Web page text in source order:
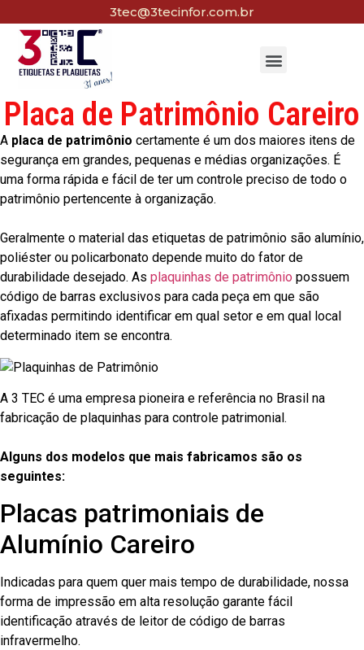
3tec@3tecinfor.com.br
Placa de Patrimônio Careiro
A placa de patrimônio certamente é um dos maiores itens de
segurança em grandes, pequenas e médias organizações. É
uma forma rápida e fácil de ter um controle preciso de todo o
patrimônio pertencente à organização.
Geralmente o material das etiquetas de patrimônio são alumínio,
poliéster ou policarbonato depende muito do fator de
durabilidade desejado. As plaquinhas de patrimônio possuem
código de barras exclusivos para cada peça em que são
afixadas permitindo identificar em qual setor e em qual local
determinado item se encontra.
A 3 TEC é uma empresa pioneira e referência no Brasil na
fabricação de plaquinhas para controle patrimonial.
Alguns dos modelos que mais fabricamos são os
seguintes:
Placas patrimoniais de
Alumínio Careiro
Indicadas para quem quer mais tempo de durabilidade, nossa
forma de impressão em alta resolução garante fácil
identificação através de leitor de código de barras
infravermelho.